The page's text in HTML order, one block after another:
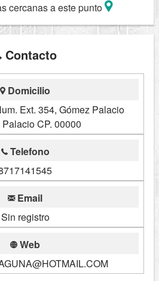
cercanas a este punto
Contacto
Domicilio
Ext. 354, Gómez Palacio
CP. 00000
Telefono
Email
Sin registro
Web